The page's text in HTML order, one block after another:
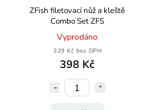
ZFish filetovací nůž a kleště
Combo Set ZFS
Vyprodáno
329 Kč bez DPH
398 Kč